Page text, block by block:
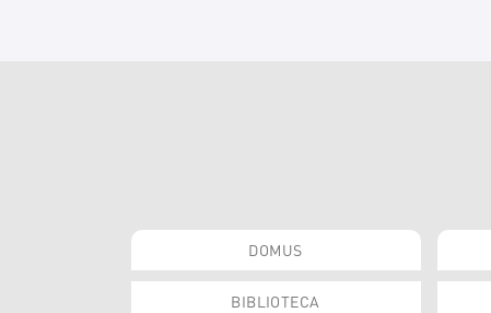
DOMUS
BIBLIOTECA